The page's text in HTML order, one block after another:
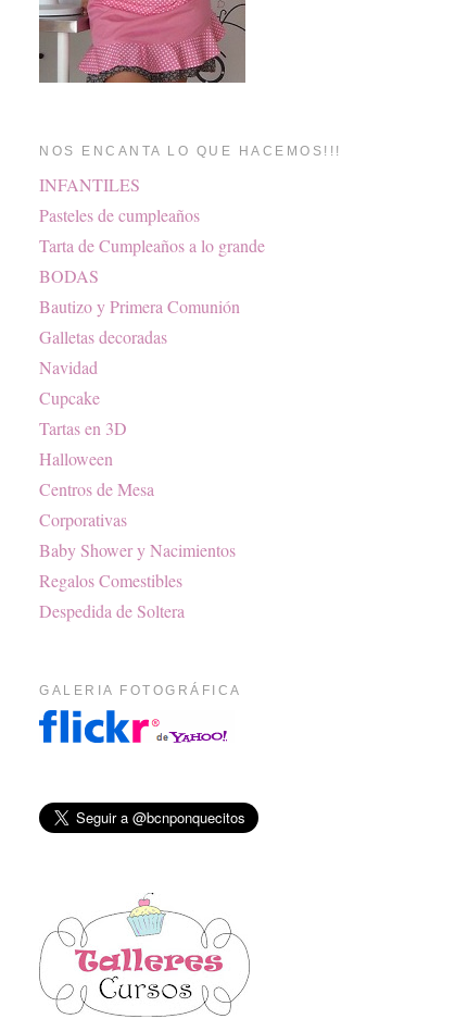
NOS ENCANTA LO QUE HACEMOS!!!
INFANTILES
Pasteles de cumpleaños
Tarta de Cumpleaños a lo grande
BODAS
Bautizo y Primera Comunión
Galletas decoradas
Navidad
Cupcake
Tartas en 3D
Halloween
Centros de Mesa
Corporativas
Baby Shower y Nacimientos
Regalos Comestibles
Despedida de Soltera
GALERIA FOTOGRÁFICA